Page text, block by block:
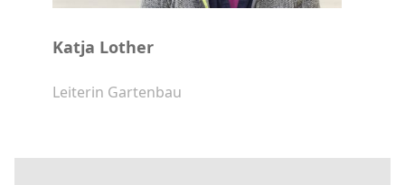
Katja Lother
Leiterin Gartenbau